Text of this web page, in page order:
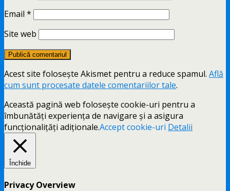
Email *
Site web
Acest site folosește Akismet pentru a reduce spamul. Află
cum sunt procesate datele comentariilor tale.
Această pagină web folosește cookie-uri pentru a
îmbunătăți experiența de navigare și a asigura
funcționalițăți adiționale.Accept cookie-uri Detalii
Închide
Privacy Overview